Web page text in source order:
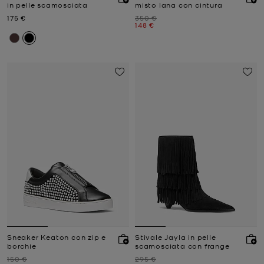
in pelle scamosciata
Prezzo attuale
175 €
misto lana con cintura
Prezzo iniziale
350 €
Prezzo attuale
148 €
Sneaker Keaton con zip e
borchie
Prezzo iniziale
150 €
Stivale Jayla in pelle
scamosciata con frange
Prezzo iniziale
295 €